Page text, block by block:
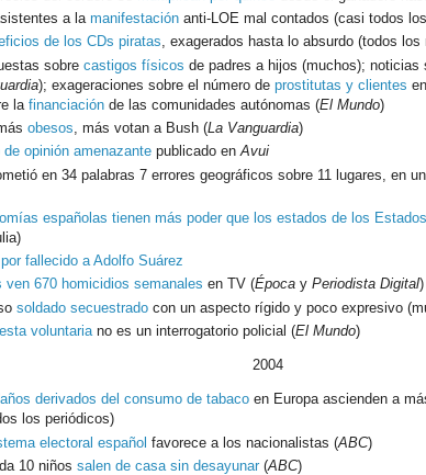
a lamanifestación anti-LOE mal contados (casi todos
de los CDs piratas, exagerados hasta lo absurdo (todos los
sobre castigos físicos de padres a hijos (muchos); noticias
); exageraciones sobre el número de prostitutas y clientes
la financiación de las comunidades autónomas (El Mundo)
obesos , más votan a Bush (La Vanguardia)
opinión amenazante publicado enAvui
en 34 palabras 7 errores geográficos sobre 11 lugares, en
españolas tienen más poder que los estados de los
fallecido a Adolfo Suárez
ven 670 homicidios semanales en TV (Época y Periodista Digital)
soldado secuestrado con un aspecto rígido y poco expresivo
voluntaria no es un interrogatorio policial (El Mundo)
2004
derivados del consumo de tabaco en Europa ascienden a
los periódicos)
electoral español favorece a los nacionalistas (ABC)
10 niños salen de casa sin desayunar (ABC)